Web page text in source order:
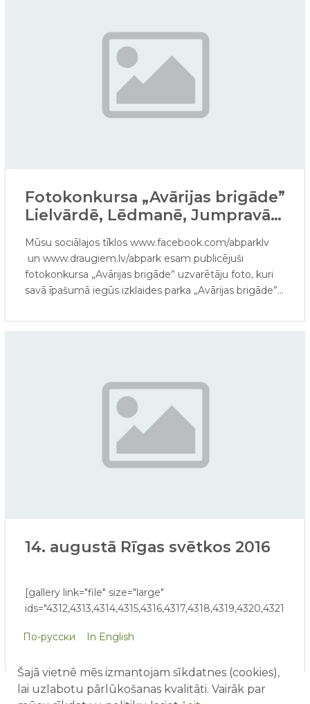
Fotokonkursa „Avārijas brigāde”
Lielvārdē, Lēdmanē, Jumpravā
Mūsu sociālajos tīklos www.facebook.com/abparklv
un www.draugiem.lv/abpark esam publicējuši
fotokonkursa „Avārijas brigāde” uzvarētāju foto, kuri
savā īpašumā iegūs izklaides parka „Avārijas brigāde”
14. augustā Rīgas svētkos 2016
[gallery link="file" size="large"
По-русски In English
Šajā vietnē mēs izmantojam sīkdatnes (cookies),
lai uzlabotu pārlūkošanas kvalitāti. Vairāk par